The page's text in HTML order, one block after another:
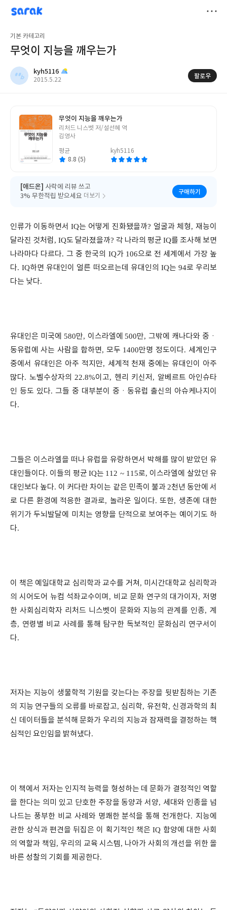
sarak
kyh5116
기본 카테고리
무엇이 지능을 깨우는가
kyh5116
작
2015.5.22
팔로우
무엇이 지능을 깨우는가
글
쓴
리처드 니스벳 저/설선혜 역
김영사
평균
8.8 (5)
kyh5116
[애드온] 사락에 리뷰 쓰고
3% 무한적립 받으세요 더보기
구매하기
인류가 이동하면서IQ는 어떻게 진화됐을까? 얼굴과 체형,재능이
달라진 것처럼 , IQ도 달라졌을까? 각 나라의 평균 IQ를 조사해 보면
나라마다 다르다.그 중 한국의 IQ가 106으로 전 세계에서 가장 높
다. IQ하면 유대인이 얼른 떠오르는데 유대인의 IQ는 94로 우리보
다는 낮다.
유대인은 미국에 580만, 이스라엘에500만,그밖에 캐나다와 중 ㆍ
동유럽에 사는 사람을 합하면,모두 1400만명 정도이다. 세계인구
중에서 유대인은 아주 적지만, 세계적 천재 중에는 유대인이 아주
많다. 노벨수상자의 22.8%이고, 헨리 키신저 , 알베르트 아인슈타
인 등도 있다.그들 중 대부분이 중 ㆍ 동유럽 출신의 아슈케나지이
다.
그들은 이스라엘을 떠나 유럽을 유랑하면서 박해를 많이 받았던 유
대인들이다. 이들의 평균IQ는 112 ~ 115로, 이스라엘에 살았던 유
대인보다 높다. 이 커다란 차이는 같은 민족이 불과 2천년 동안에 서
로 다른 환경에 적응한 결과로, 놀라운 일이다.또한,생존에 대한
위기가 두뇌발달에 미치는 영향을 단적으로 보여주는 예이기도 하
다.
이 책은 예일대학교 심리학과 교수를 거쳐 , 미시간대학교 심리학과
의 시어도어 뉴컴 석좌교수이며 , 비교 문화 연구의 대가이자, 저명
한 사회심리학자 리처드 니스벳이 문화와 지능의 관계를 인종, 계
층, 연령별 비교 사례를 통해 탐구한 독보적인 문화심리 연구서이
다.
저자는 지능이 생물학적 기원을 갖는다는 주장을 뒷받침하는 기존
의 지능 연구들의 오류를 바로잡고, 심리학, 유전학, 신경과학의 최
신 데이터들을 분석해 문화가 우리의 지능과 잠재력을 결정하는 핵
심적인 요인임을 밝혀냈다.
이 책에서 저자는 인지적 능력을 형성하는 데 문화가 결정적인 역할
을 한다는 의미 있고 단호한 주장을 동양과 서양, 세대와 인종을 넘
나드는 풍부한 비교 사례와 명쾌한 분석을 통해 전개한다. 지능에
관한 상식과 편견을 뒤집은 이 획기적인 책은 IQ 함양에 대한 사회
의 역할과 책임,우리의 교육 시스템, 나아가 사회의 개선을 위한 올
바른 성찰의 기회를 제공한다.